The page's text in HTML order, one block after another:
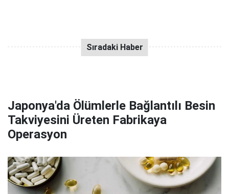
Japonya'da Ölümlerle Bağlantılı Besin
Takviyesini Üreten Fabrikaya
Operasyon